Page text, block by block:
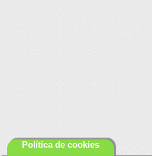
Política de cookies